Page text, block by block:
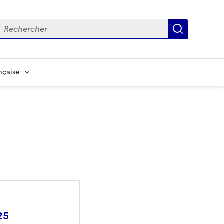
Recherche